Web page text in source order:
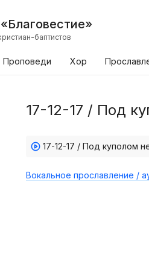
баптистов
Проповеди Хор
17-12-17 / Под
17-12-17 / Под куполом
Вокальное прославление /